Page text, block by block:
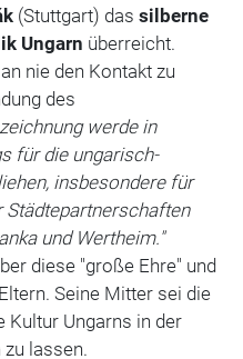
(Stuttgart) das silberne
Ungarn überreicht.
nie den Kontakt zu
des
werde in
für die ungarisch-
insbesondere für
Städtepartnerschaften
und Wertheim."
diese "große Ehre" und
Seine Mitter sei die
Kultur Ungarns in der
lassen.